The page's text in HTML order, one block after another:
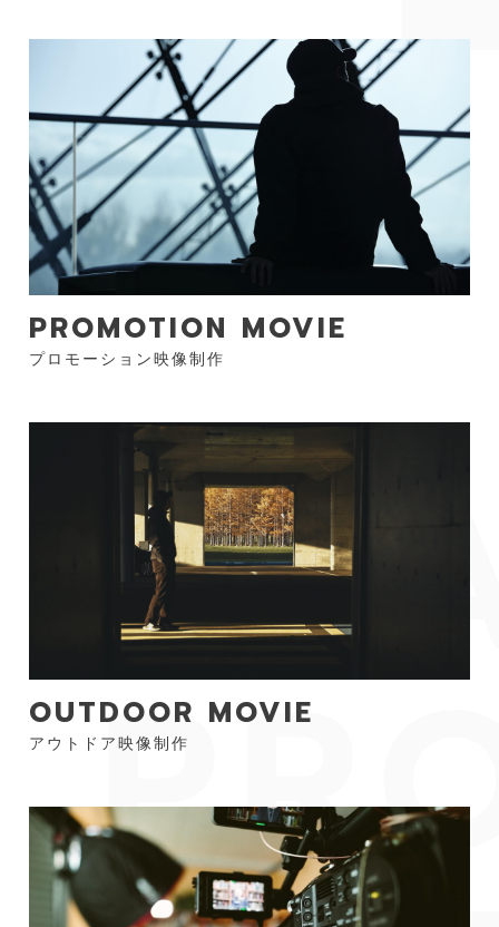
PROMOTION MOVIE
プロモーション映像制作
OUTDOOR MOVIE
アウトドア映像制作